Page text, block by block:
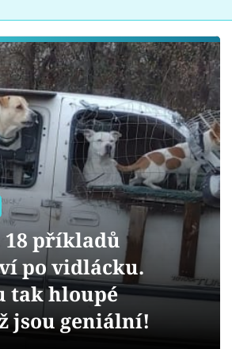
18 příkladů
po vidlácku.
tak hloupé
jsou geniální!